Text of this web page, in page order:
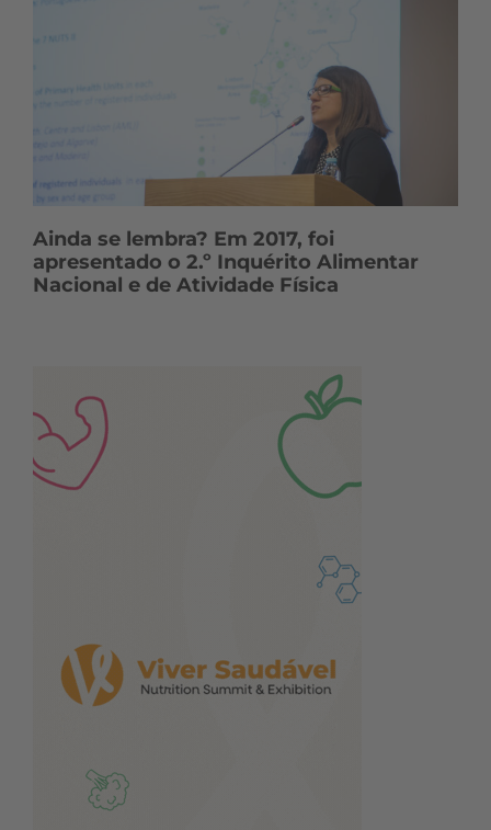
Ainda se lembra? Em 2017, foi
apresentado o 2.º Inquérito Alimentar
Nacional e de Atividade Física